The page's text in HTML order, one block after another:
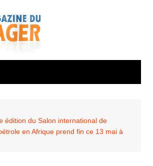
édition du Salon international de
en Afrique prend fin ce 13 mai à